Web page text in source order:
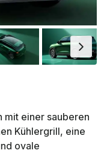
mit einer sauberen
Kühlergrill, eine
ovale